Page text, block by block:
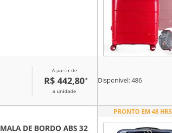
A partir de
R$ 442,80*
a unidade
Disponível:486
MALA DE BORDO ABS 32
PRONTO EM 48 HRS